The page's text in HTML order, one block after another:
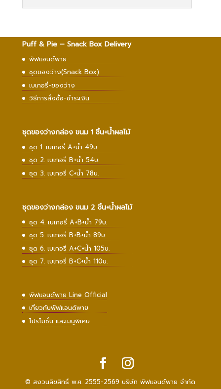
Puff & Pie – Snack Box Delivery
พัฟแอนด์พาย
ชุดของว่าง(Snack Box)
เบเกอรี่-ของว่าง
วิธีการสั่งซื้อ-ชำระเงิน
ชุดของว่างกล่อง ขนม 1 ชิ้น+น้ำผลไม้
ชุด 1. เบเกอรี่ A+น้ำ 49บ.
ชุด 2. เบเกอรี่ B+น้ำ 54บ.
ชุด 3. เบเกอรี่ C+น้ำ 78บ.
ชุดของว่างกล่อง ขนม 2 ชิ้น+น้ำผลไม้
ชุด 4. เบเกอรี่ A+B+น้ำ 79บ.
ชุด 5. เบเกอรี่ B+B+น้ำ 89บ.
ชุด 6. เบเกอรี่ A+C+น้ำ 105บ.
ชุด 7. เบเกอรี่ B+C+น้ำ 110บ.
พัฟแอนด์พาย Line Official
เกี่ยวกับพัฟแอนด์พาย
โปรโมชั่น และเมนูพิเศษ
© สงวนลิขสิทธิ์ พ.ศ. 2555-2569 บริษัท พัฟแอนด์พาย จำกัด